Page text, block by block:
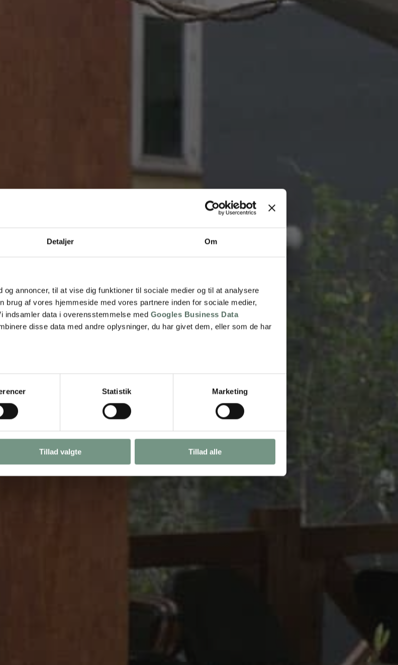
Detaljer Om
annoncer, til at vise dig funktioner til sociale medier og til at analysere
brug af vores hjemmeside med vores partnere inden for sociale medier,
indsamler data i overensstemmelse med Googles Business Data
disse data med andre oplysninger, du har givet dem, eller som de har
Statistik Marketing
Tillad valgte Tillad alle